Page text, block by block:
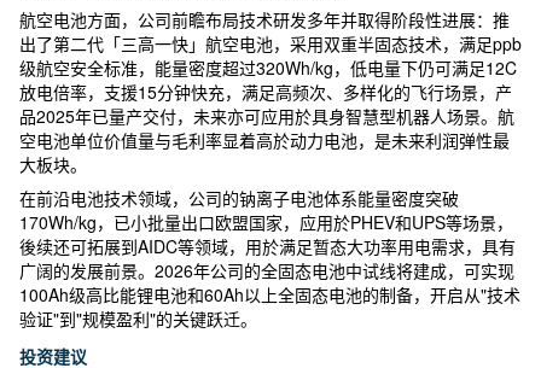
航空电池方面，公司前瞻布局技术研发多年并取得阶段性进展：推
出了第二代「三高一快」航空电池，采用双重半固态技术，满足ppb
级航空安全标准，能量密度超过320Wh/kg，低电量下仍可满足12C
放电倍率，支援15分钟快充，满足高频次、多样化的飞行场景，产
品2025年已量产交付，未来亦可应用於具身智慧型机器人场景。航
空电池单位价值量与毛利率显着高於动力电池，是未来利润弹性最
大板块。
在前沿电池技术领域，公司的钠离子电池体系能量密度突破
170Wh/kg，已小批量出口欧盟国家，应用於PHEV和UPS等场景，
後续还可拓展到AIDC等领域，用於满足暂态大功率用电需求，具有
广阔的发展前景。2026年公司的全固态电池中试线将建成，可实现
100Ah级高比能锂电池和60Ah以上全固态电池的制备，开启从"技术
验证"到"规模盈利"的关键跃迁。
投资建议